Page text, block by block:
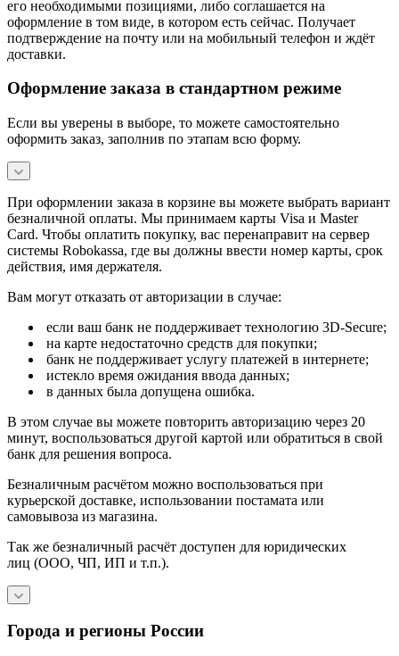
его необходимыми позициями, либо соглашается на
оформление в том виде, в котором есть сейчас. Получает
подтверждение на почту или на мобильный телефон и ждёт
доставки.
Оформление заказа в стандартном режиме
Если вы уверены в выборе, то можете самостоятельно
оформить заказ, заполнив по этапам всю форму.
При оформлении заказа в корзине вы можете выбрать вариант
безналичной оплаты. Мы принимаем карты Visa и Master
Card. Чтобы оплатить покупку, вас перенаправит на сервер
системы Robokassa, где вы должны ввести номер карты, срок
действия, имя держателя.
Вам могут отказать от авторизации в случае:
если ваш банк не поддерживает технологию 3D-Secure;
на карте недостаточно средств для покупки;
банк не поддерживает услугу платежей в интернете;
истекло время ожидания ввода данных;
в данных была допущена ошибка.
В этом случае вы можете повторить авторизацию через 20
минут, воспользоваться другой картой или обратиться в свой
банк для решения вопроса.
Безналичным расчётом можно воспользоваться при
курьерской доставке, использовании постамата или
самовывоза из магазина.
Так же безналичный расчёт доступен для юридических
лиц (ООО, ЧП, ИП и т.п.).
Города и регионы России